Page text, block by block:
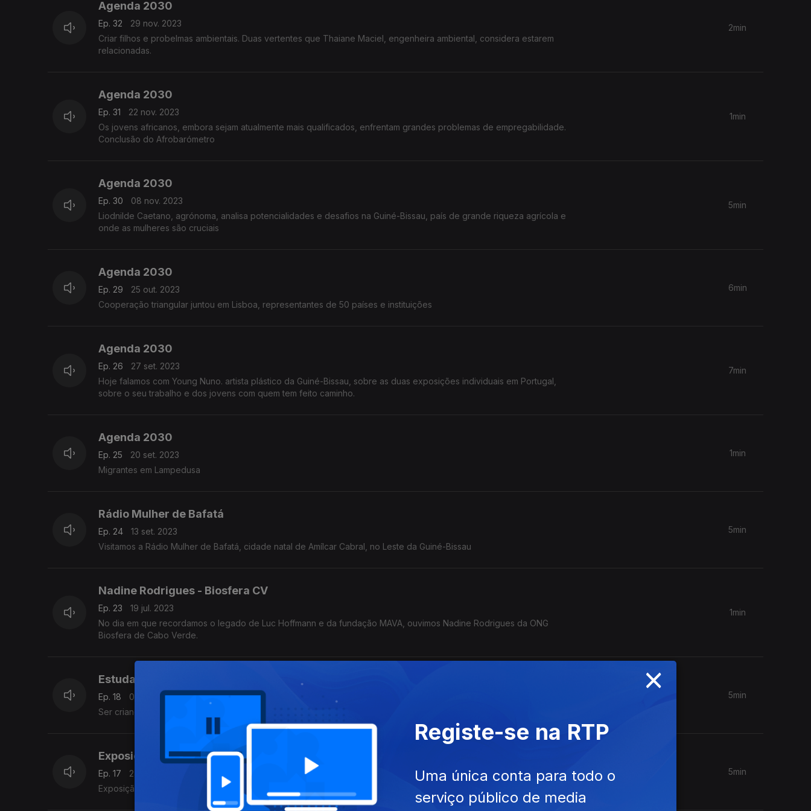
Agenda 2030
Ep. 32
29 nov. 2023
Criar filhos e probelmas ambientais. Duas vertentes que Thaiane Maciel, engenheira ambiental, considera estarem
relacionadas.
2min
Agenda 2030
Ep. 31
22 nov. 2023
Os jovens africanos, embora sejam atualmente mais qualificados, enfrentam grandes problemas de empregabilidade.
Conclusão do Afrobarómetro
1min
Agenda 2030
Ep. 30
08 nov. 2023
Liodnilde Caetano, agrónoma, analisa potencialidades e desafios na Guiné-Bissau, país de grande riqueza agrícola e
onde as mulheres são cruciais
5min
Agenda 2030
Ep. 29
25 out. 2023
Cooperação triangular juntou em Lisboa, representantes de 50 países e instituições
6min
Agenda 2030
Ep. 26
27 set. 2023
Hoje falamos com Young Nuno. artista plástico da Guiné-Bissau, sobre as duas exposições individuais em Portugal,
sobre o seu trabalho e dos jovens com quem tem feito caminho.
7min
Agenda 2030
Ep. 25
20 set. 2023
Migrantes em Lampedusa
1min
Rádio Mulher de Bafatá
Ep. 24
13 set. 2023
Visitamos a Rádio Mulher de Bafatá, cidade natal de Amílcar Cabral, no Leste da Guiné-Bissau
5min
Nadine Rodrigues - Biosfera CV
Ep. 23
19 jul. 2023
No dia em que recordamos o legado de Luc Hoffmann e da fundação MAVA, ouvimos Nadine Rodrigues da ONG
Biosfera de Cabo Verde.
1min
Estudar. Zalala
Ep. 18
07 jun. 2023
Ser criança. Estudar. Zalala, Zambézia
5min
Exposição «O Parvo»
Ep. 17
24 mai. 2023
Exposição sobre o jornal «O Parvo» de São Tomé e Príncipe, para ver na Faculdade de Letras de Lisboa.
5min
×
Registe-se na RTP
Uma única conta para todo o
serviço público de media